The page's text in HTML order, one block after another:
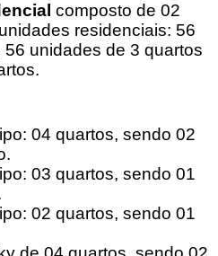
composto de 02
residenciais: 56
unidades de 3 quartos
04 quartos, sendo 02
03 quartos, sendo 01
02 quartos, sendo 01